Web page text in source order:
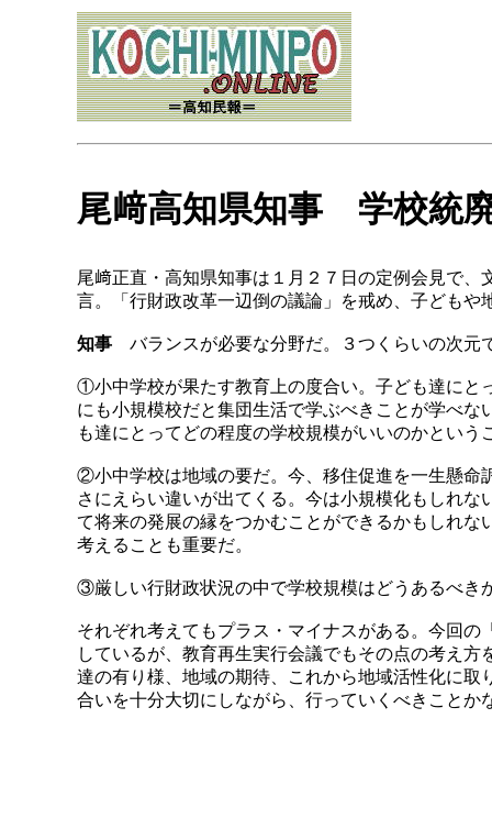
尾﨑高知県知事 学校統
尾﨑正直・高知県知事は１月２７日の定例会見で
言。「行財政改革一辺倒の議論」を戒め、子ども
知事バランスが必要な分野だ。３つくらいの次元
①小中学校が果たす教育上の度合い。子ども達にと
にも小規模校だと集団生活で学ぶべきことが学べ
も達にとってどの程度の学校規模がいいのかとい
②小中学校は地域の要だ。今、移住促進を一生懸命
さにえらい違いが出てくる。今は小規模化もしれ
て将来の発展の縁をつかむことができるかもしれ
考えることも重要だ。
③厳しい行財政状況の中で学校規模はどうあるべき
それぞれ考えてもプラス・マイナスがある。今回
しているが、教育再生実行会議でもその点の考え
達の有り様、地域の期待、これから地域活性化に
合いを十分大切にしながら、行っていくべきこと